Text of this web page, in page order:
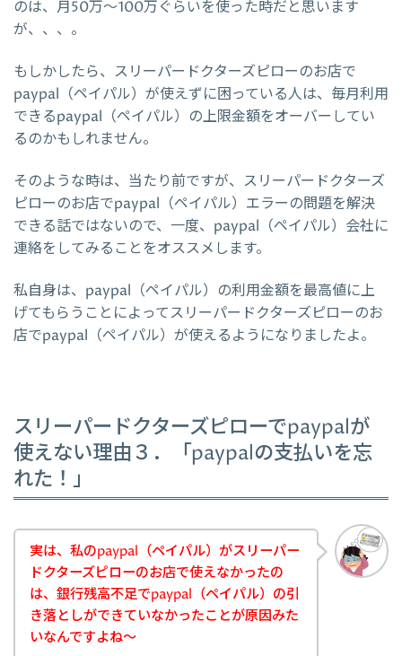
のは、月50万～100万ぐらいを使った時だと思います
が、、、。
もしかしたら、スリーパードクターズピローのお店で
paypal（ペイパル）が使えずに困っている人は、毎月利用
できるpaypal（ペイパル）の上限金額をオーバーしてい
るのかもしれません。
そのような時は、当たり前ですが、スリーパードクターズ
ピローのお店でpaypal（ペイパル）エラーの問題を解決
できる話ではないので、一度、paypal（ペイパル）会社に
連絡をしてみることをオススメします。
私自身は、paypal（ペイパル）の利用金額を最高値に上
げてもらうことによってスリーパードクターズピローのお
店でpaypal（ペイパル）が使えるようになりましたよ。
スリーパードクターズピローでpaypalが
使えない理由３．「paypalの支払いを忘
れた！」
実は、私のpaypal（ペイパル）がスリーパー
ドクターズピローのお店で使えなかったの
は、銀行残高不足でpaypal（ペイパル）の引
き落としができていなかったことが原因みた
いなんですよね～